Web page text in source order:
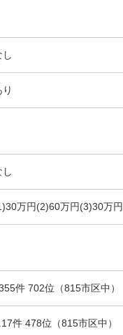
し
り
し
万円(2)60万円(3)30万円
件 702位（815市区中）
件 478位（815市区中）